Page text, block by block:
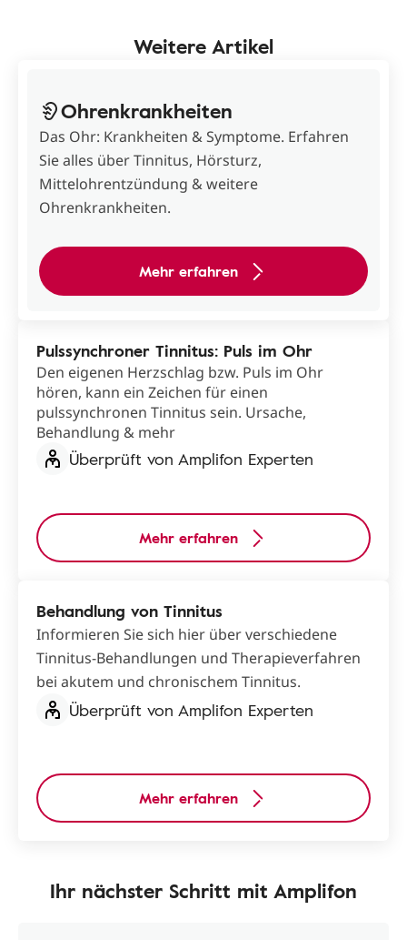
Weitere Artikel
Ohrenkrankheiten
Das Ohr: Krankheiten & Symptome. Erfahren
Sie alles über Tinnitus, Hörsturz,
Mittelohrentzündung & weitere
Ohrenkrankheiten.
Mehr erfahren
Pulssynchroner Tinnitus: Puls im Ohr
Den eigenen Herzschlag bzw. Puls im Ohr
hören, kann ein Zeichen für einen
pulssynchronen Tinnitus sein. Ursache,
Behandlung & mehr
Überprüft von Amplifon Experten
Mehr erfahren
Behandlung von Tinnitus
Informieren Sie sich hier über verschiedene
Tinnitus-Behandlungen und Therapieverfahren
bei akutem und chronischem Tinnitus.
Überprüft von Amplifon Experten
Mehr erfahren
Ihr nächster Schritt mit Amplifon